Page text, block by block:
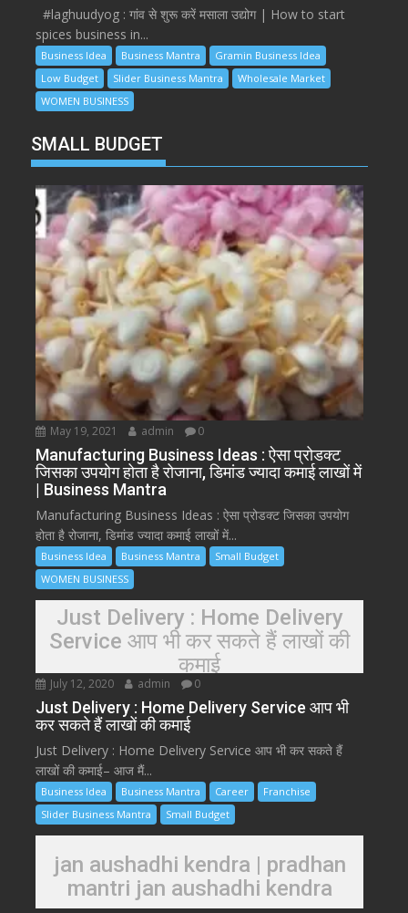
#laghuudyog : गांव से शुरू करें मसाला उद्योग | How to start
spices business in...
Business Idea Business Mantra
Gramin Business Idea
Low Budget
Slider Business Mantra
Wholesale Market
WOMEN BUSINESS
SMALL BUDGET
May 19, 2021 admin 0
Manufacturing Business Ideas : ऐसा प्रोडक्ट
जिसका उपयोग होता है रोजाना, डिमांड ज्यादा कमाई लाखों में
| Business Mantra
Manufacturing Business Ideas : ऐसा प्रोडक्ट जिसका उपयोग
होता है रोजाना, डिमांड ज्यादा कमाई लाखों में...
Business Idea Business Mantra
Small Budget
WOMEN BUSINESS
Just Delivery : Home Delivery
Service आप भी कर सकते हैं लाखों की
कमाई
July 12, 2020 admin 0
Just Delivery : Home Delivery Service आप भी
कर सकते हैं लाखों की कमाई
Just Delivery : Home Delivery Service आप भी कर सकते हैं
लाखों की कमाई– आज मैं...
Business Idea Business Mantra Career
Franchise
Slider Business Mantra
Small Budget
jan aushadhi kendra | pradhan
mantri jan aushadhi kendra